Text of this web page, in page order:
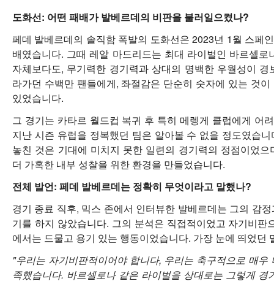
도화선: 어떤 패배가 발베르데의 비판을 불러일으켰나?
페데 발베르데의 솔직함 폭발의 도화선은 2023년 1월 스페
배였습니다. 그때 레알 마드리드는 최대 라이벌인 바르셀
자체보다도, 무기력한 경기력과 상대의 명백한 우월성이
라가던 수백만 팬들에게, 좌절감은 단순히 숫자에 있는 것
있었습니다.
그 경기는 카타르 월드컵 복귀 후 특히 메렝게 클럽에게 어
지난 시즌 유럽을 정복했던 팀은 알아볼 수 없을 정도였습
놓친 것은 기대에 미치지 못한 일련의 경기력의 정점이었
더 가혹한 내부 성찰을 위한 환경을 만들었습니다.
전체 발언: 페데 발베르데는 정확히 무엇이라고 말했나?
경기 종료 직후, 믹스 존에서 인터뷰한 발베르데는 그의 감
기를 하지 않았습니다. 그의 분석은 직접적이었고 자기비
에서는 드물고 용기 있는 행동이었습니다. 가장 눈에 띄었던
"우리는 자기비판적이어야 합니다, 우리는 축구적으로 매
족했습니다. 바르셀로나 같은 라이벌을 상대로는 그렇게